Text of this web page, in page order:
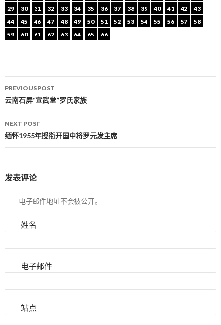
29
30 31 32 33 34 35 36 37 38 39 40 41 42
43
44
45 46 47 48 49 50 51 52 53 54 55 56 57
58
59
60 61 62 63 64 65 66
Post navigation
PREVIOUS POST
云南石屏“宣武堂”罗氏家族
NEXT POST
缅怀1955年授衔开国中将罗元发主席
发表评论
电子邮件地址不会被公开。
姓名
电子邮件
站点